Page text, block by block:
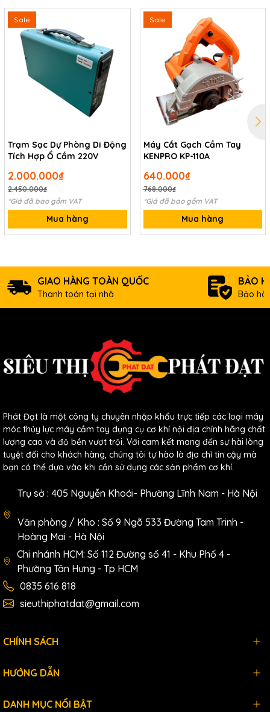
Máy Cắt Plasma KENPRO CUT40
có hệ thống lọc nước khí nén
đi kèm,phụ kiện đầy đủ,chỉ cần kết nối đường khí nén và là sử
dụng được rất tiện dụng.
Điện áp :220V-50/60Hz
Công suất đầu ra :5.3KVA
Phạm vi điều chỉnh dòng cắt :1-40A
Chiều dầy vật liệu cắt :0.1-12mm,cắt đẹp nhất ở độ dầy 8mm
Điều chỉnh độ trễ khí nén :1-10s
Kích thước :490mm x 255mm x 315mm
Trọng lượng :10kg
Thương hiệu :KENPRO
Bảo hành :12 tháng
Sale
Trạm Sạc Dự Phòng Di Động
Tích Hợp Ổ Cắm 220V
2.000.000₫
2.450.000₫
*Giá đã bao gồm VAT
Mua hàng
Sale
Máy Cắt Gạch Cầm Tay
KENPRO KP-110A
640.000₫
768.000₫
*Giá đã bao gồm VAT
Mua hàng
GIAO HÀNG TOÀN QUỐC
Thanh toán tại nhà
BẢO
Bảo
Phát Đạt là một công ty chuyên nhập khẩu trực tiếp các loại máy
móc thủy lực máy cầm tay dụng cụ cơ khí nội địa chính hãng chất
lượng cao và độ bền vượt trội. Với cam kết mang đến sự hài lòng
tuyệt đối cho khách hàng, chúng tôi tự hào là địa chỉ tin cậy mà
bạn có thể dựa vào khi cần sử dụng các sản phẩm cơ khí.
Trụ sở : 405 Nguyễn Khoái- Phường Lĩnh Nam - Hà Nội
Văn phòng / Kho : Số 9 Ngõ 533 Đường Tam Trinh -
Hoàng Mai - Hà Nội
Chi nhánh HCM: Số 112 Đường số 41 - Khu Phố 4 -
Phường Tân Hưng - Tp HCM
0835 616 818
sieuthiphatdat@gmail.com
CHÍNH SÁCH
HƯỚNG DẪN
DANH MỤC NỔI BẬT